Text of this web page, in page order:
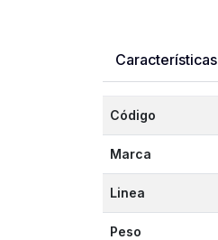
Características
Código
Marca
Linea
Peso